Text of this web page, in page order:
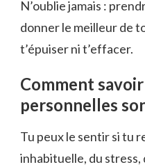
N’oublie jamais :
donner le meilleur de
t’épuiser ni t’effacer.
Comment
personnelles
Tu peux le sentir si tu
inhabituelle, du stress,